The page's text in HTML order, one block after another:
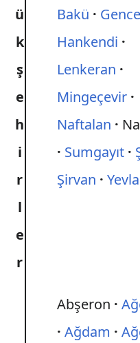
ü
k
ş
e
h
i
r
l
e
r
Bakü
Gence
Hankendi
Lenkeran
Mingeçevir
Naftalan
Sumgayıt
Şirvan
Abşeron
Ağdam